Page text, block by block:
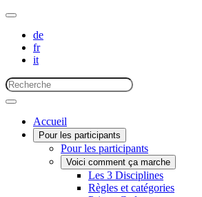
de
fr
it
Accueil
Pour les participants
Pour les participants
Voici comment ça marche
Les 3 Disciplines
Règles et catégories